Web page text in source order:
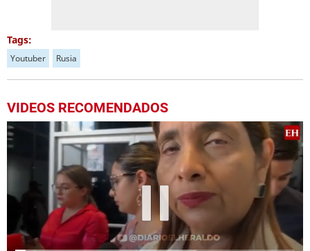
Tags:
Youtuber Rusia
VIDEOS RECOMENDADOS